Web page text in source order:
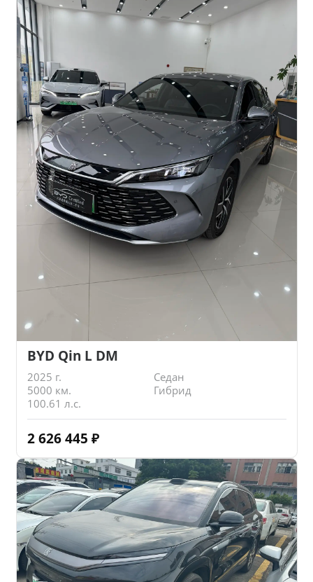
BYD Qin L DM
2025 г.
Седан
5000 км.
Гибрид
100.61 л.с.
2 626 445 ₽